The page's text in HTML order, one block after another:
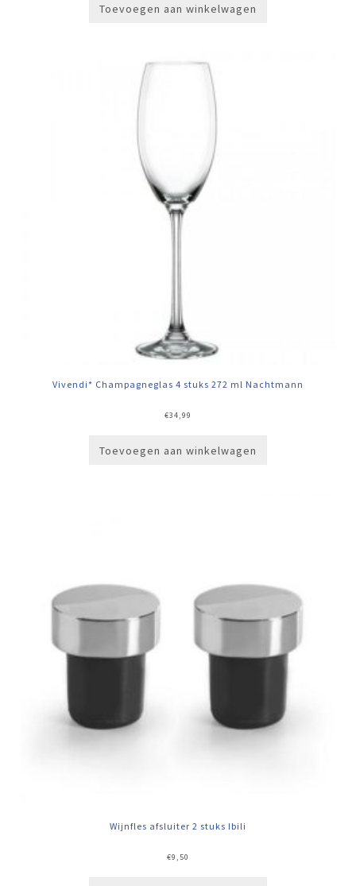
Toevoegen aan winkelwagen
Vivendi* Champagneglas 4 stuks 272 ml Nachtmann
€34,99
Toevoegen aan winkelwagen
Wijnfles afsluiter 2 stuks Ibili
€9,50